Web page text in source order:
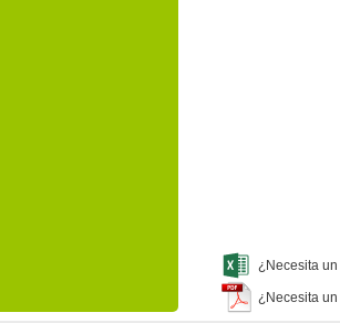
¿Necesita
¿Necesita